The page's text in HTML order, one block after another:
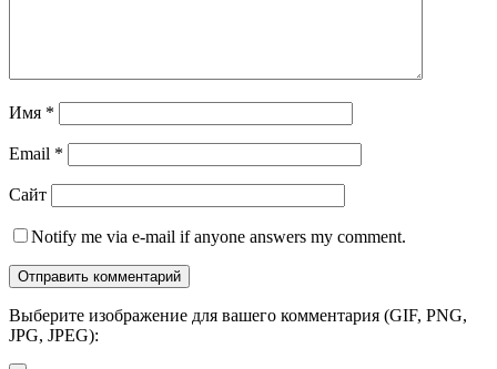
Имя *
Email *
Сайт
Notify me via e-mail if anyone answers my comment.
Выберите изображение для вашего комментария (GIF, PNG,
JPG, JPEG):